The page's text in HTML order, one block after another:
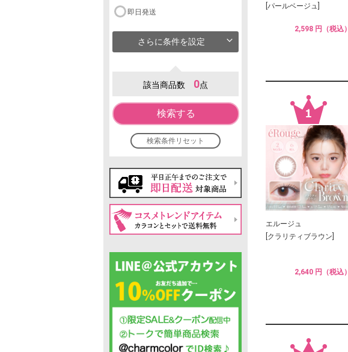
即日発送
さらに条件を設定
該当商品数 0点
検索する
検索条件リセット
[パールベージュ]
2,598 円（税込）
エルージュ
[クラリティブラウン]
2,640 円（税込）